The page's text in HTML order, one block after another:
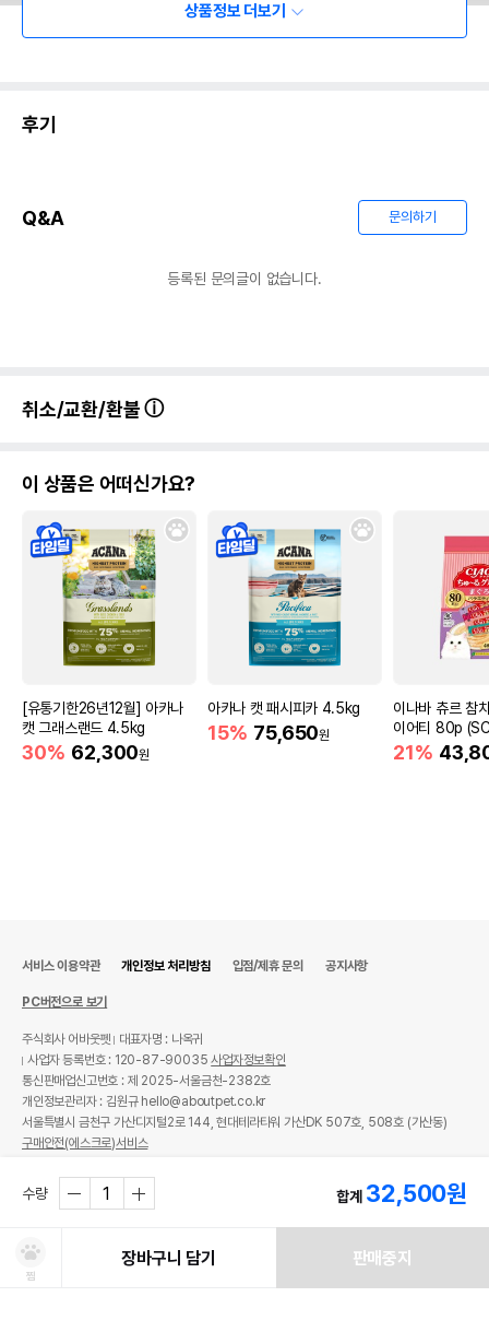
상품정보 더보기
후기
Q&A 문의하기
등록된 문의글이 없습니다.
취소/교환/환불
이 상품은 어떠신가요?
[유통기한26년12월] 아카나
캣 그래스랜드 4.5kg
30% 62,300원
아카나 캣 패시피카 4.5kg
15% 75,650원
이나바 츄르 참
이어티 80p
21%
수량 합계 32,500원
찜
장바구니 담기 판매중지
서비스 이용약관 개인정보 처리방침 입점/제휴 문의 공지사항
PC버전으로 보기
주식회사 어바웃펫
대표자명 : 나옥귀
사업자 등록번호 : 120-87-90035사업자정보확인
통신판매업신고번호 : 제 2025-서울금천-2382호
개인정보관리자 : 김원규 hello@aboutpet.co.kr
서울특별시 금천구 가산디지털2로 144, 현대테라타워 가산DK 507호, 508호 (가산동)
구매안전(에스크로)서비스